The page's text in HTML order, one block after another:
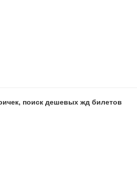
поиск дешевых жд билетов